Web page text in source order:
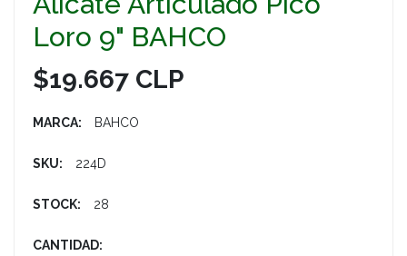
Loro 9" BAHCO
$19.667 CLP
MARCA: BAHCO
SKU: 224D
STOCK: 28
CANTIDAD: